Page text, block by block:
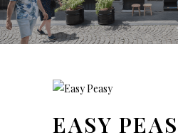
EASY